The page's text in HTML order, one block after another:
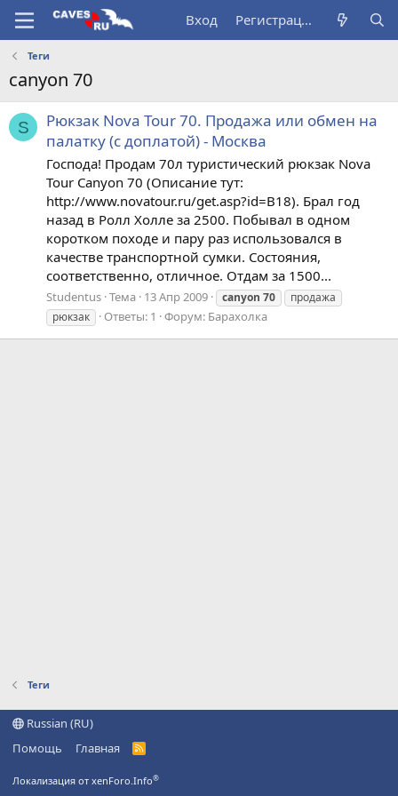
Вход Регистрация
Теги
canyon 70
S
Рюкзак Nova Tour 70. Продажа или обмен на
палатку (с доплатой) - Москва
Господа! Продам 70л туристический рюкзак Nova
Tour Canyon 70 (Описание тут:
http://www.novatour.ru/get.asp?id=B18). Брал год
назад в Ролл Холле за 2500. Побывал в одном
коротком походе и пару раз использовался в
качестве транспортной сумки. Состояния,
соответственно, отличное. Отдам за 1500...
Studentus Тема 13 Апр 2009 canyon 70
продажа
рюкзак
Ответы: 1 Форум: Барахолка
Теги
Russian (RU)
Помощь
Главная
R
Локализация от xenForo.Info®